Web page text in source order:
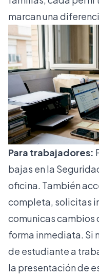
marcan una
Para trabajadores:
bajas en la
oficina. También
completa, solicitas
comunicas cambios
forma inmediata. Si
de estudiante a
la presentación de